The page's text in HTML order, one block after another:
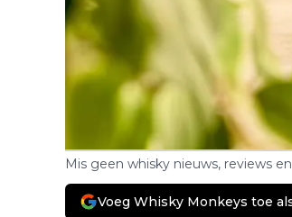
Mis geen whisky nieuws, reviews
Voeg Whisky Monkeys toe